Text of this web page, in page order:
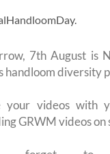
7th August is
handloom diversity
your videos with
GRWM videos on